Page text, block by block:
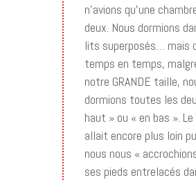
n’avions qu’une
deux. Nous dormions
lits superposés… mais
temps en temps,
notre GRANDE taille,
dormions toutes les
haut » ou « en bas ».
allait encore plus loin
nous nous «
ses pieds entrelacés